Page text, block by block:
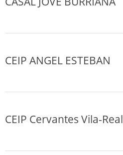
CEIP ANGEL ESTEBAN
CEIP Cervantes Vila-Real